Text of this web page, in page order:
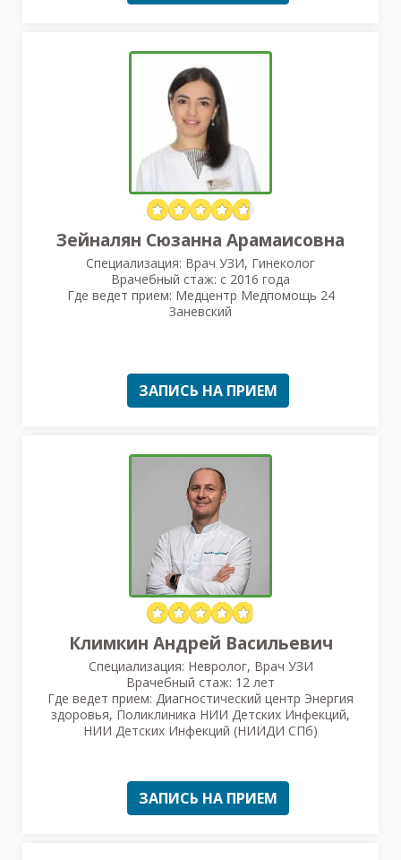
Зейналян Сюзанна Арамаисовна
Специализация: Врач УЗИ, Гинеколог
Врачебный стаж: с 2016 года
Где ведет прием: Медцентр Медпомощь 24
Заневский
ЗАПИСЬ НА ПРИЕМ
Климкин Андрей Васильевич
Специализация: Невролог, Врач УЗИ
Врачебный стаж: 12 лет
Где ведет прием: Диагностический центр Энергия
здоровья, Поликлиника НИИ Детских Инфекций,
НИИ Детских Инфекций (НИИДИ СПб)
ЗАПИСЬ НА ПРИЕМ